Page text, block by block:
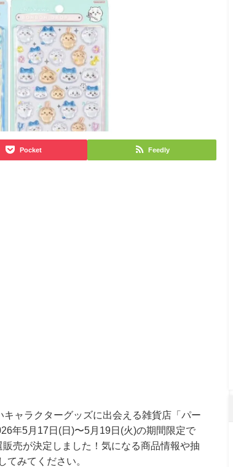
Pocket Feedly
ャラクターグッズに出会える雑貨店 「パー
年5月17日(日)〜5月19日(火)の期間限定で
売が決定しました！気になる商品情報や抽
てみてください。